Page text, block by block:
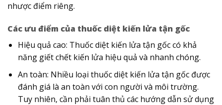
nhược điểm riêng.
Các ưu điểm của thuốc diệt kiến lửa tận gốc
Hiệu quả cao: Thuốc diệt kiến lửa tận gốc có khả
năng giết chết kiến lửa hiệu quả và nhanh chóng.
An toàn: Nhiều loại thuốc diệt kiến lửa tận gốc được
đánh giá là an toàn với con người và môi trường.
Tuy nhiên, cần phải tuân thủ các hướng dẫn sử dụng